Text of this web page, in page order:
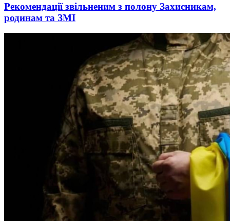
Рекомендації звільненим з полону Захисникам,
родинам та ЗМІ